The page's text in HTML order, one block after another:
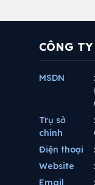
CÔNG
MSDN
Trụ sở
chính
Điện thoại
Website
Email
: